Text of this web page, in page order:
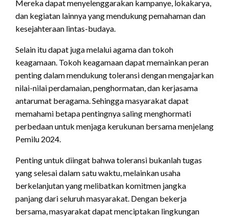
Mereka dapat menyelenggarakan kampanye, lokakarya,
dan kegiatan lainnya yang mendukung pemahaman dan
kesejahteraan lintas-budaya.
Selain itu dapat juga melalui agama dan tokoh
keagamaan. Tokoh keagamaan dapat memainkan peran
penting dalam mendukung toleransi dengan mengajarkan
nilai-nilai perdamaian, penghormatan, dan kerjasama
antarumat beragama. Sehingga masyarakat dapat
memahami betapa pentingnya saling menghormati
perbedaan untuk menjaga kerukunan bersama menjelang
Pemilu 2024.
Penting untuk diingat bahwa toleransi bukanlah tugas
yang selesai dalam satu waktu, melainkan usaha
berkelanjutan yang melibatkan komitmen jangka
panjang dari seluruh masyarakat. Dengan bekerja
bersama, masyarakat dapat menciptakan lingkungan